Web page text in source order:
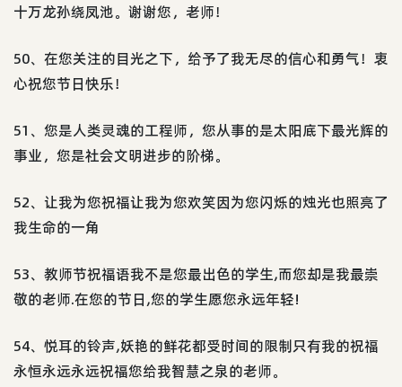
十万龙孙绕凤池。谢谢您，老师！
50、在您关注的目光之下，给予了我无尽的信心和勇气！衷
心祝您节日快乐！
51、您是人类灵魂的工程师，您从事的是太阳底下最光辉的
事业，您是社会文明进步的阶梯。
52、让我为您祝福让我为您欢笑因为您闪烁的烛光也照亮了
我生命的一角
53、教师节祝福语我不是您最出色的学生,而您却是我最崇
敬的老师.在您的节日,您的学生愿您永远年轻!
54、悦耳的铃声,妖艳的鲜花都受时间的限制只有我的祝福
永恒永远永远祝福您给我智慧之泉的老师。